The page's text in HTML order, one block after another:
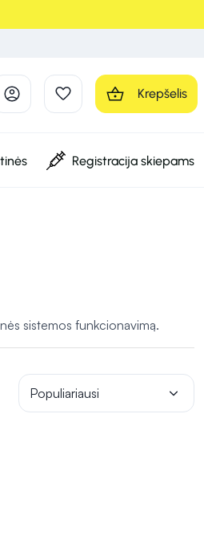
Krepšelis
Registracija skiepams
sistemos funkcionavimą.
Populiariausi